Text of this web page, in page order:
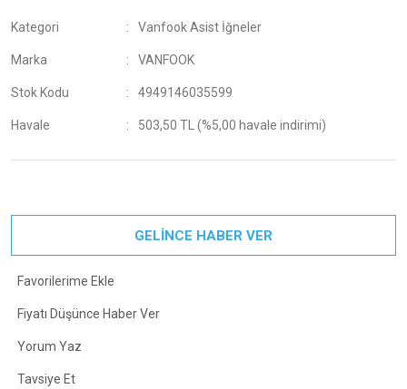
Kategori Vanfook Asist İğneler
Marka VANFOOK
Stok Kodu 4949146035599
Havale 503,50 TL (%5,00 havale indirimi)
GELİNCE HABER VER
Fiyatı Düşünce Haber Ver
Yorum Yaz
Tavsiye Et